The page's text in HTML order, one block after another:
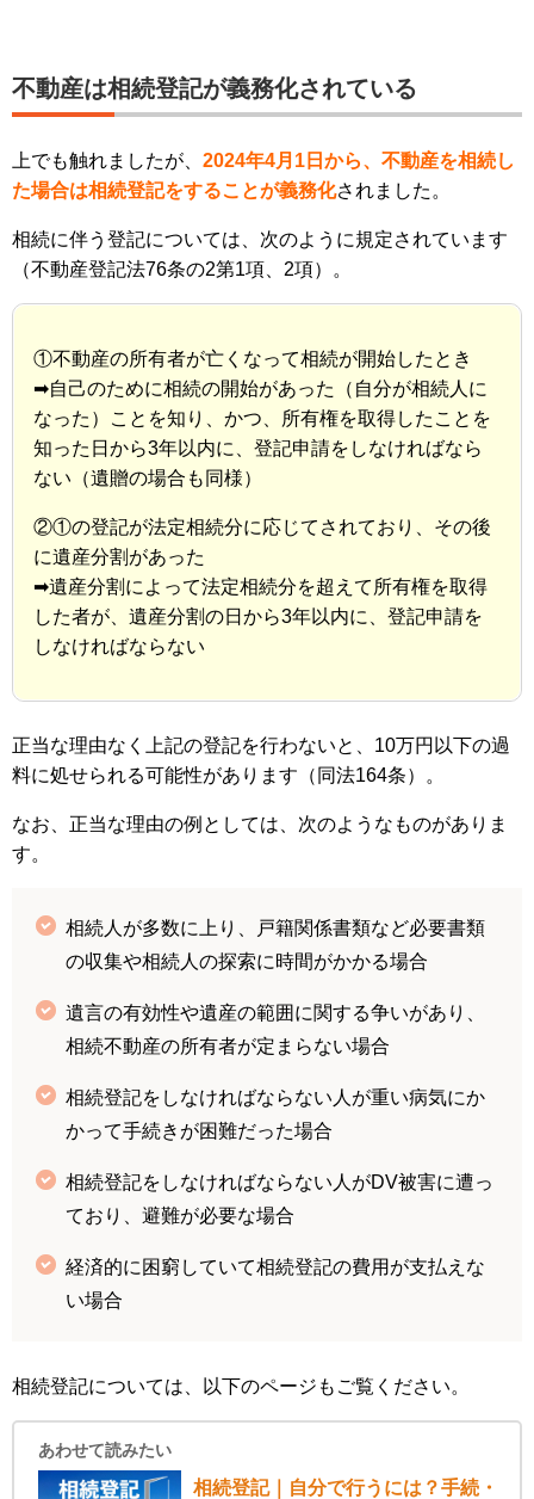
不動産は相続登記が義務化されている
上でも触れましたが、 2024年4月1日から、不動産を相続し
た場合は相続登記をすることが義務化されました。
相続に伴う登記については、次のように規定されています
（不動産登記法76条の2第1項、2項）。
①不動産の所有者が亡くなって相続が開始したとき
➡自己のために相続の開始があった（自分が相続人に
なった）ことを知り、かつ、所有権を取得したことを
知った日から3年以内に、登記申請をしなければなら
ない（遺贈の場合も同様）
②①の登記が法定相続分に応じてされており、その後
に遺産分割があった
➡遺産分割によって法定相続分を超えて所有権を取得
した者が、遺産分割の日から3年以内に、登記申請を
しなければならない
正当な理由なく上記の登記を行わないと、10万円以下の過
料に処せられる可能性があります（同法164条）。
なお、正当な理由の例としては、次のようなものがありま
す。
相続人が多数に上り、戸籍関係書類など必要書類
の収集や相続人の探索に時間がかかる場合
遺言の有効性や遺産の範囲に関する争いがあり、
相続不動産の所有者が定まらない場合
相続登記をしなければならない人が重い病気にか
かって手続きが困難だった場合
相続登記をしなければならない人がDV被害に遭っ
ており、避難が必要な場合
経済的に困窮していて相続登記の費用が支払えな
い場合
相続登記については、以下のページもご覧ください。
あわせて読みたい
相続登記｜自分で行うには？手続・